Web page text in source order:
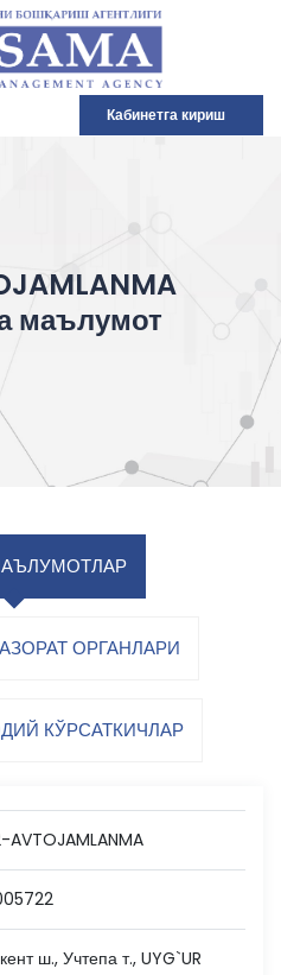
Кабинетга кириш
маълумот
ОРГАНЛАРИ
КЎРСАТКИЧЛАР
AVTOJAMLANMA
ш., Учтепа т., UYG`UR